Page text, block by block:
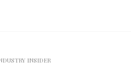
INSIDER